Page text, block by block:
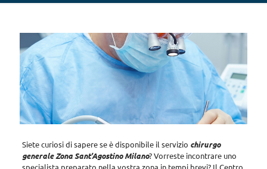
Siete curiosi di sapere se è disponibile il servizio chirurgo
generale Zona Sant’Agostino Milano? Vorreste incontrare uno
specialista preparato nella vostra zona in tempi brevi? Il Centro